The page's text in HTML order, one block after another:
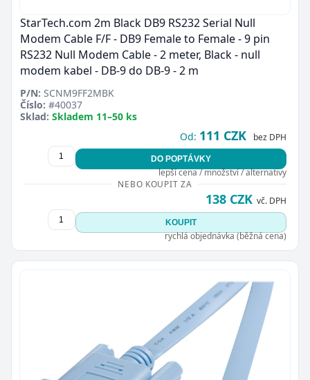
StarTech.com 2m Black DB9 RS232 Serial Null
Modem Cable F/F - DB9 Female to Female - 9 pin
RS232 Null Modem Cable - 2 meter, Black - null
modem kabel - DB-9 do DB-9 - 2 m
P/N: SCNM9FF2MBK
Číslo: #40037
Sklad: Skladem 11–50 ks
Od: 111 CZK bez DPH
DO POPTÁVKY
lepší cena / množství / alternativy
NEBO KOUPIT ZA
138 CZK vč. DPH
KOUPIT
rychlá objednávka (běžná cena)